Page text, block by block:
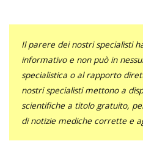
Il parere dei nostri specialisti
informativo e non può in
specialistica o al rapporto
nostri specialisti mettono a
scientifiche a titolo gratuito,
di notizie mediche corrette e